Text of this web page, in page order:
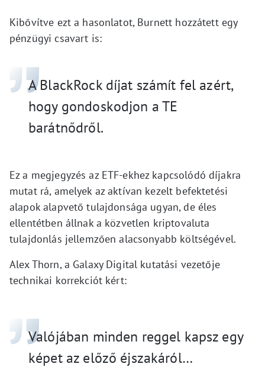
Kibővítve ezt a hasonlatot, Burnett hozzátett egy
pénzügyi csavart is:
A BlackRock díjat számít fel azért,
hogy gondoskodjon a TE
barátnődről.
Ez a megjegyzés az ETF-ekhez kapcsolódó díjakra
mutat rá, amelyek az aktívan kezelt befektetési
alapok alapvető tulajdonsága ugyan, de éles
ellentétben állnak a közvetlen kriptovaluta
tulajdonlás jellemzően alacsonyabb költségével.
Alex Thorn, a Galaxy Digital kutatási vezetője
technikai korrekciót kért:
Valójában minden reggel kapsz egy
képet az előző éjszakáról…